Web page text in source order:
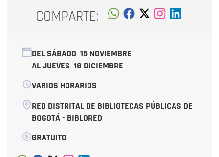
COMPARTE:
DEL SÁBADO 15 NOVIEMBRE
AL JUEVES 18 DICIEMBRE
VARIOS HORARIOS
RED DISTRITAL DE BIBLIOTECAS PÚBLICAS DE
BOGOTÁ - BIBLORED
GRATUITO